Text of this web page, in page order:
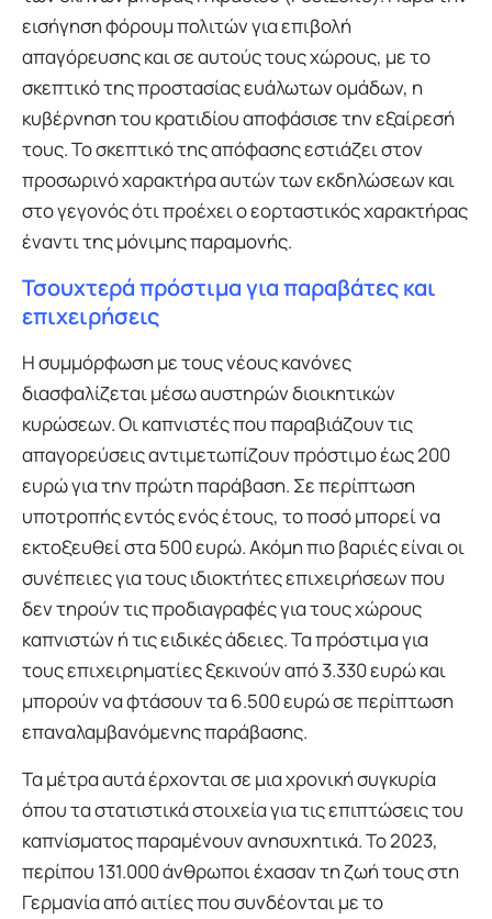
εισήγηση φόρουμ πολιτών για επιβολή
απαγόρευσης και σε αυτούς τους χώρους, με το
σκεπτικό της προστασίας ευάλωτων ομάδων, η
κυβέρνηση του κρατιδίου αποφάσισε την εξαίρεσή
τους. Το σκεπτικό της απόφασης εστιάζει στον
προσωρινό χαρακτήρα αυτών των εκδηλώσεων και
στο γεγονός ότι προέχει ο εορταστικός χαρακτήρας
έναντι της μόνιμης παραμονής.
Τσουχτερά πρόστιμα για παραβάτες και
επιχειρήσεις
Η συμμόρφωση με τους νέους κανόνες
διασφαλίζεται μέσω αυστηρών διοικητικών
κυρώσεων. Οι καπνιστές που παραβιάζουν τις
απαγορεύσεις αντιμετωπίζουν πρόστιμο έως 200
ευρώ για την πρώτη παράβαση. Σε περίπτωση
υποτροπής εντός ενός έτους, το ποσό μπορεί να
εκτοξευθεί στα 500 ευρώ. Ακόμη πιο βαριές είναι οι
συνέπειες για τους ιδιοκτήτες επιχειρήσεων που
δεν τηρούν τις προδιαγραφές για τους χώρους
καπνιστών ή τις ειδικές άδειες. Τα πρόστιμα για
τους επιχειρηματίες ξεκινούν από 3.330 ευρώ και
μπορούν να φτάσουν τα 6.500 ευρώ σε περίπτωση
επαναλαμβανόμενης παράβασης.
Τα μέτρα αυτά έρχονται σε μια χρονική συγκυρία
όπου τα στατιστικά στοιχεία για τις επιπτώσεις του
καπνίσματος παραμένουν ανησυχητικά. Το 2023,
περίπου 131.000 άνθρωποι έχασαν τη ζωή τους στη
Γερμανία από αιτίες που συνδέονται με το